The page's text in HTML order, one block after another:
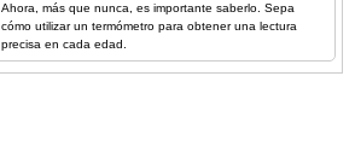
Ahora, más que nunca, es importante saberlo. Sepa
cómo utilizar un termómetro para obtener una lectura
precisa en cada edad.